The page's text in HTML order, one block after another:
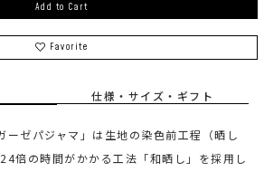
Add to Cart
Favorite
仕様・サイズ・ギフト
ーゼパジャマ」は生地の染色前工程（晒し
倍の時間がかかる工法「和晒し」を採用し